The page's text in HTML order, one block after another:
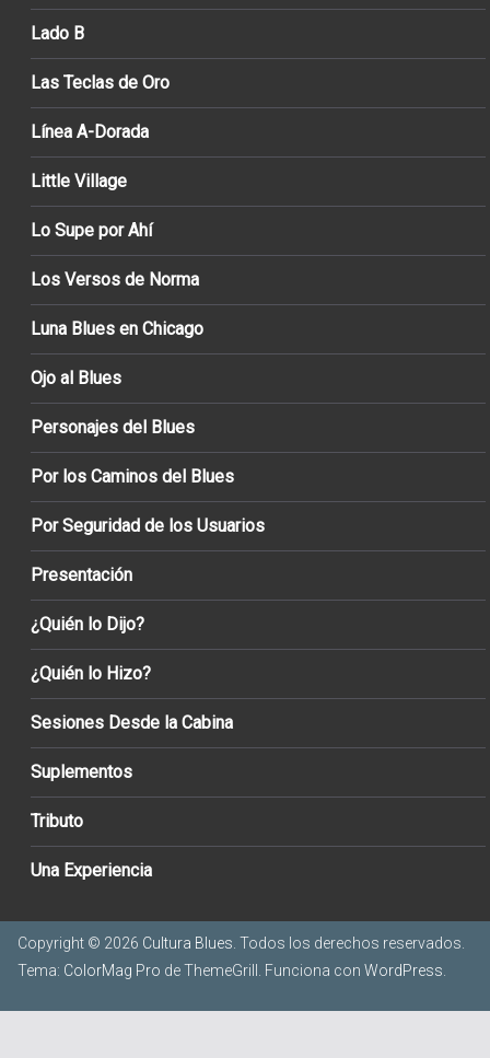
Lado B
Las Teclas de Oro
Línea A-Dorada
Little Village
Lo Supe por Ahí
Los Versos de Norma
Luna Blues en Chicago
Ojo al Blues
Personajes del Blues
Por los Caminos del Blues
Por Seguridad de los Usuarios
Presentación
¿Quién lo Dijo?
¿Quién lo Hizo?
Sesiones Desde la Cabina
Suplementos
Tributo
Una Experiencia
Copyright © 2026 Cultura Blues . Todos los derechos reservados.
Tema: ColorMag Pro de ThemeGrill. Funciona con WordPress